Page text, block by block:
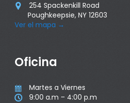

254 Spackenkill Road
Poughkeepsie, NY 12603
Ver el mapa →
Oficina
 Martes a Viernes
 9:00 a.m – 4:00 p.m